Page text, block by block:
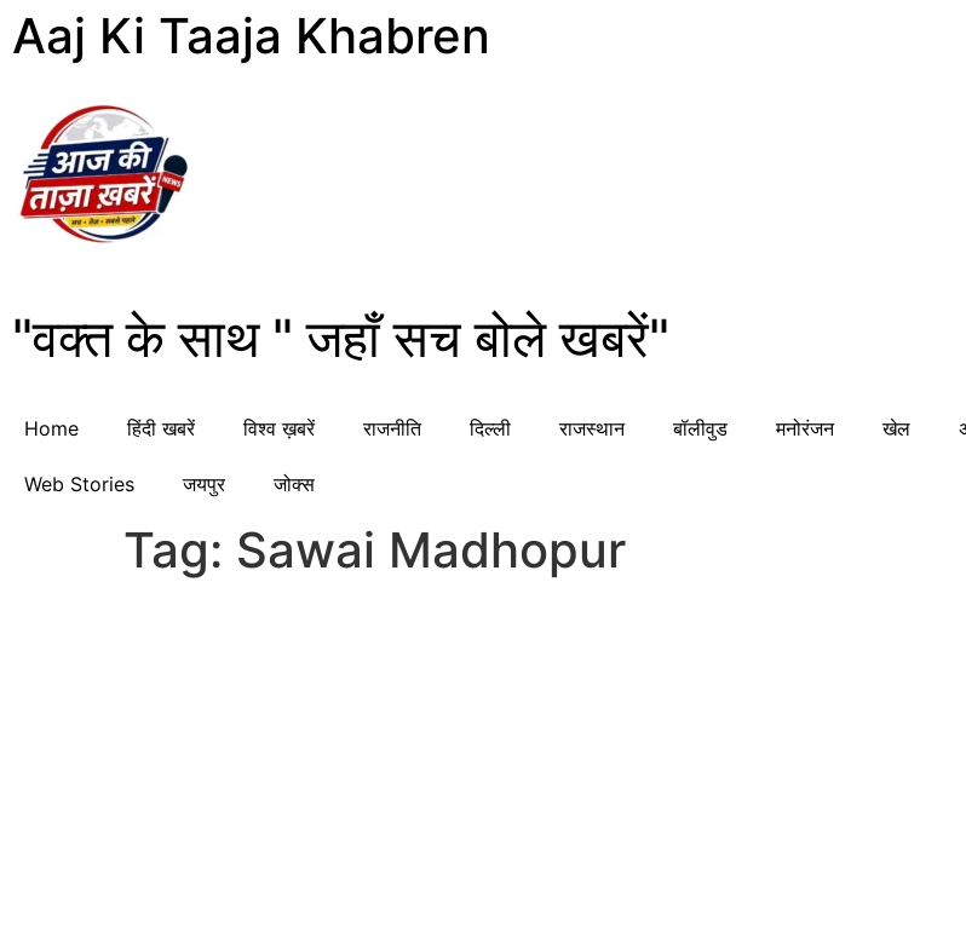
Aaj Ki Taaja Khabren
"वक्त के साथ " जहाँ सच बोले खबरें"
Home हिंदी खबरें विश्व ख़बरें राजनीति दिल्ली राजस्थान बॉलीवुड मनोरंजन खेल
Web Stories जयपुर जोक्स
Tag: Sawai Madhopur